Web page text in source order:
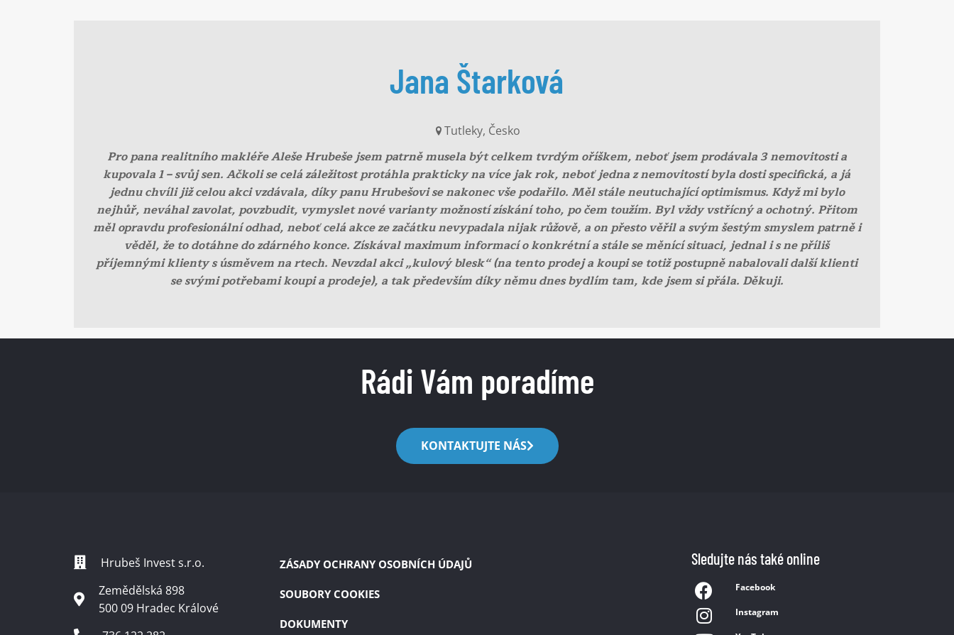
Jana Štarková
Tutleky, Česko
Pro pana realitního makléře Aleše Hrubeše jsem patrně musela být celkem tvrdým oříškem, neboť jsem prodávala 3 nemovitosti a
kupovala 1 – svůj sen. Ačkoli se celá záležitost protáhla prakticky na více jak rok, neboť jedna z nemovitostí byla dosti specifická, a já
jednu chvíli již celou akci vzdávala, díky panu Hrubešovi se nakonec vše podařilo. Měl stále neutuchající optimismus. Když mi bylo
nejhůř, neváhal zavolat, povzbudit, vymyslet nové varianty možností získání toho, po čem toužím. Byl vždy vstřícný a ochotný. Přitom
měl opravdu profesionální odhad, neboť celá akce ze začátku nevypadala nijak růžově, a on přesto věřil a svým šestým smyslem patrně i
věděl, že to dotáhne do zdárného konce. Získával maximum informací o konkrétní a stále se měnící situaci, jednal i s ne příliš
příjemnými klienty s úsměvem na rtech. Nevzdal akci „kulový blesk“ (na tento prodej a koupi se totiž postupně nabalovali další klienti
se svými potřebami koupi a prodeje), a tak především díky němu dnes bydlím tam, kde jsem si přála. Děkuji.
Rádi Vám poradíme
KONTAKTUJTE NÁS
Hrubeš Invest s.r.o.
Zemědělská 898
500 09 Hradec Králové
ZÁSADY OCHRANY OSOBNÍCH ÚDAJŮ
SOUBORY COOKIES
DOKUMENTY
Sledujte nás také online
Facebook
Instagram